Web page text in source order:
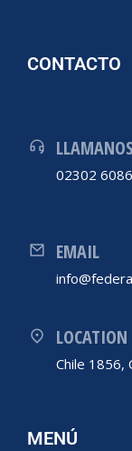
CONTACTO
LLAMANOS
02302
EMAIL
LOCATION
Chile 1856,
MENÚ